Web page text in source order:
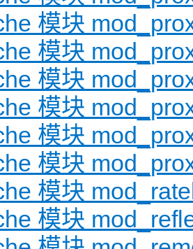
模块
模块
模块
模块
模块
模块
模块
模块